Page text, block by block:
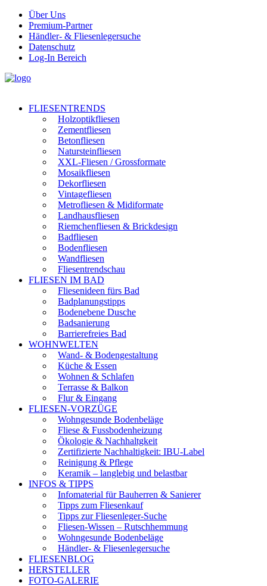
Über Uns
Premium-Partner
Händler- & Fliesenlegersuche
Datenschutz
Log-In Bereich
FLIESENTRENDS
Holzoptikfliesen
Zementfliesen
Betonfliesen
Natursteinfliesen
XXL-Fliesen / Grossformate
Mosaikfliesen
Dekorfliesen
Vintagefliesen
Metrofliesen & Midiformate
Landhausfliesen
Riemchenfliesen & Brickdesign
Badfliesen
Bodenfliesen
Wandfliesen
Fliesentrendschau
FLIESEN IM BAD
Fliesenideen fürs Bad
Badplanungstipps
Bodenebene Dusche
Badsanierung
Barrierefreies Bad
WOHNWELTEN
Wand- & Bodengestaltung
Küche & Essen
Wohnen & Schlafen
Terrasse & Balkon
Flur & Eingang
FLIESEN-VORZÜGE
Wohngesunde Bodenbeläge
Fliese & Fussbodenheizung
Ökologie & Nachhaltgkeit
Zertifizierte Nachhaltigkeit: IBU-Label
Reinigung & Pflege
Keramik – langlebig und belastbar
INFOS & TIPPS
Infomaterial für Bauherren & Sanierer
Tipps zum Fliesenkauf
Tipps zur Fliesenleger-Suche
Fliesen-Wissen – Rutschhemmung
Wohngesunde Bodenbeläge
Händler- & Fliesenlegersuche
FLIESENBLOG
HERSTELLER
FOTO-GALERIE